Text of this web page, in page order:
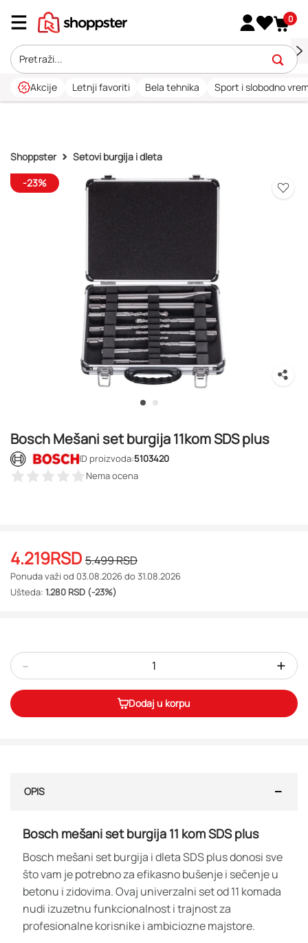
0
Akcije Letnji favoriti Bela tehnika Sport i slobodno
Shoppster
Setovi burgija i dleta
-23%
Bosch Mešani set burgija 11kom SDS plus
ID proizvoda:5103420
Nema ocena
4.219RSD 5.499RSD
Ponuda važi od 03.08.2026 do 31.08.2026
Ušteda: 1.280 RSD (-23%)
- +
Dodaj u korpu
OPIS
Bosch mešani set burgija 11 kom SDS plus
Bosch mešani set burgija i dleta SDS plus donosi sve
što vam je potrebno za efikasno bušenje i sečenje u
betonu i zidovima. Ovaj univerzalni set od 11 komada
nudi izuzetnu funkcionalnost i trajnost za
profesionalne korisnike i ambiciozne majstore.